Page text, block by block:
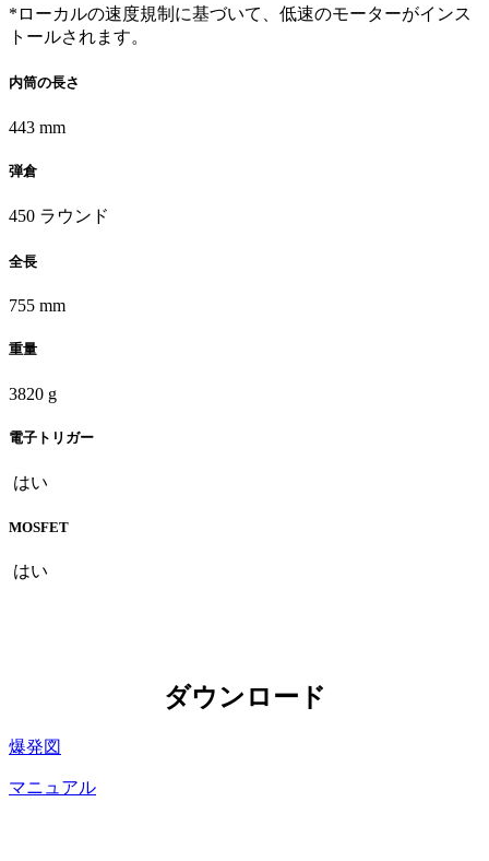
*ローカルの速度規制に基づいて、低速のモーターがインス
トールされます。
内筒の長さ
443 mm
弾倉
450 ラウンド
全長
755 mm
重量
3820 g
電子トリガー
はい
MOSFET
はい
ダウンロード
爆発図
マニュアル